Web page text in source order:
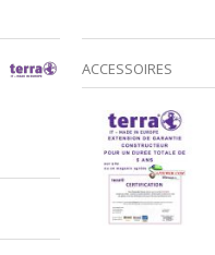
ACCESSOIRES